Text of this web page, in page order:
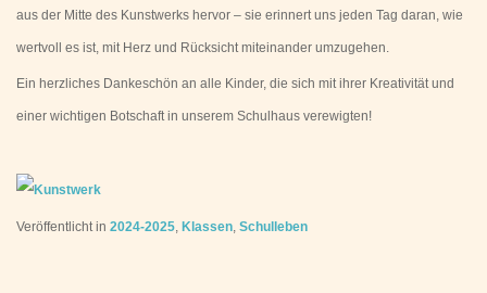
aus der Mitte des Kunstwerks hervor – sie erinnert uns jeden Tag daran, wie
wertvoll es ist, mit Herz und Rücksicht miteinander umzugehen.
Ein herzliches Dankeschön an alle Kinder, die sich mit ihrer Kreativität und
einer wichtigen Botschaft in unserem Schulhaus verewigten!
Veröffentlicht in 2024-2025, Klassen, Schulleben